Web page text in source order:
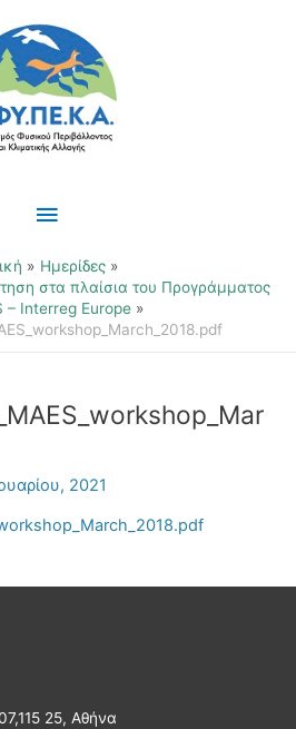
Κύριο
Μενού
Ημερίδες
στα πλαίσια του Προγράμματος
– Interreg Europe
2021
25, Αθήνα